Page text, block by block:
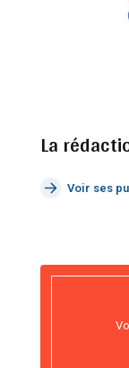
La
Voir ses